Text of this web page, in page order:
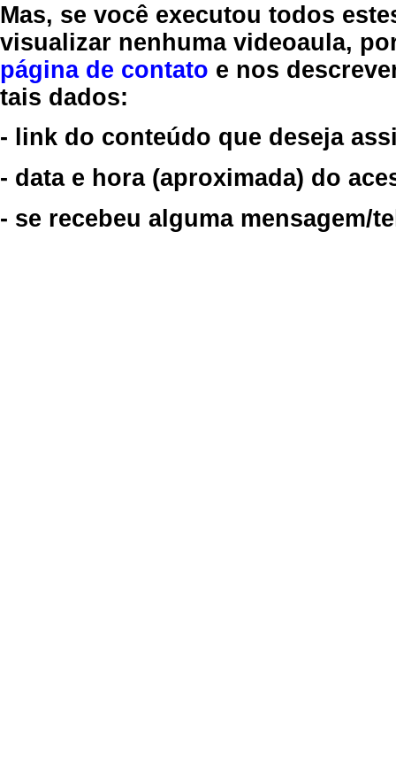
Mas, se você executou todos
visualizar nenhuma videoaula,
página de contato e nos
tais dados:
- link do conteúdo que deseja
- data e hora (aproximada) do
- se recebeu alguma mensagem/